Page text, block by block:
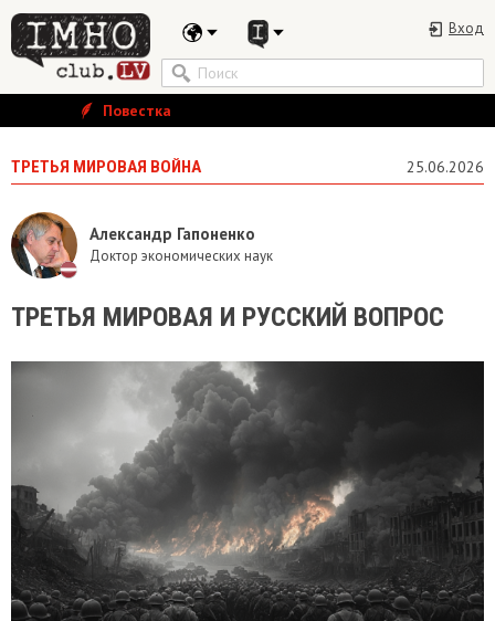
Вход
Повестка
ТРЕТЬЯ МИРОВАЯ ВОЙНА 25.06.2026
Александр Гапоненко
Доктор экономических наук
​ТРЕТЬЯ МИРОВАЯ И РУССКИЙ ВОПРОС